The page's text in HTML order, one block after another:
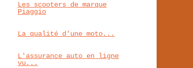
Les scooters de marque
Piaggio
La qualité d'une moto...
L'assurance auto en ligne
vu...